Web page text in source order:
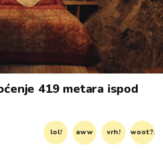
419 metara ispod
lol! aww vrh! woot?!